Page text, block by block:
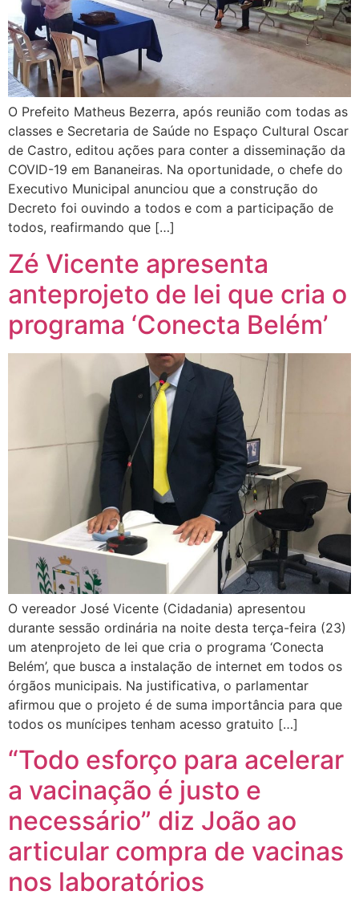
O Prefeito Matheus Bezerra, após reunião com todas as
classes e Secretaria de Saúde no Espaço Cultural Oscar
de Castro, editou ações para conter a disseminação da
COVID-19 em Bananeiras. Na oportunidade, o chefe do
Executivo Municipal anunciou que a construção do
Decreto foi ouvindo a todos e com a participação de
todos, reafirmando que […]
Zé Vicente apresenta
anteprojeto de lei que cria o
programa ‘Conecta Belém’
O vereador José Vicente (Cidadania) apresentou
durante sessão ordinária na noite desta terça-feira (23)
um atenprojeto de lei que cria o programa ‘Conecta
Belém’, que busca a instalação de internet em todos os
órgãos municipais. Na justificativa, o parlamentar
afirmou que o projeto é de suma importância para que
todos os munícipes tenham acesso gratuito […]
“Todo esforço para acelerar
a vacinação é justo e
necessário” diz João ao
articular compra de vacinas
nos laboratórios